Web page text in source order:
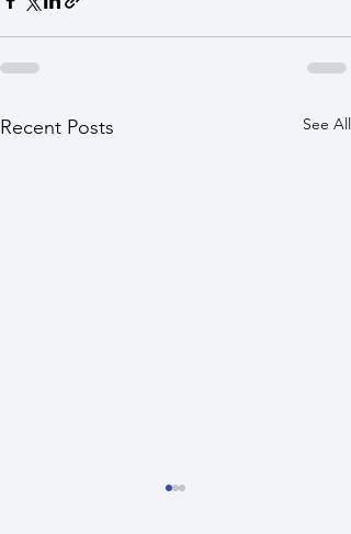
Recent Posts See All